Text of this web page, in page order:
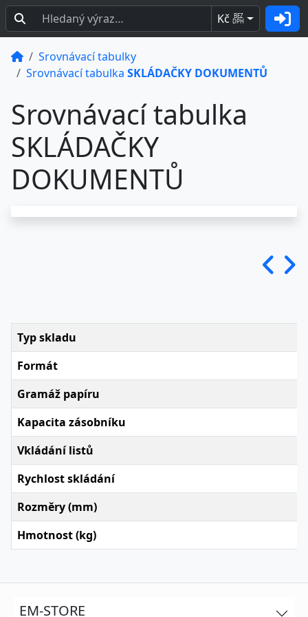
Kč BEZ
DPH
Srovnávací tabulky
Srovnávací tabulka SKLÁDAČKY DOKUMENTŮ
Srovnávací tabulka
SKLÁDAČKY
DOKUMENTŮ
Typ skladu
Formát
Gramáž papíru
Kapacita zásobníku
Vkládání listů
Rychlost skládání
Rozměry (mm)
Hmotnost (kg)
EM-STORE